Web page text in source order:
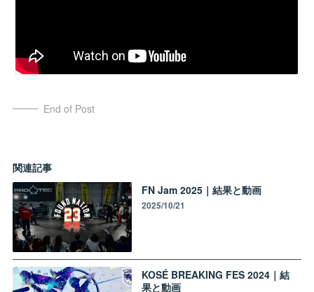
End of Post
関連記事
FN Jam 2025｜結果と動画
2025/10/21
KOSÉ BREAKING FES 2024｜結
果と動画